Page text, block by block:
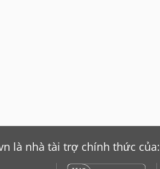
là nhà tài trợ chính thức của: